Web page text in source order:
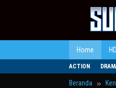
Home HD
ACTION
Beranda